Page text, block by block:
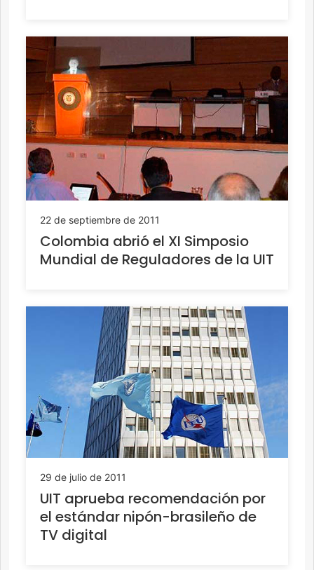
22 de septiembre de 2011
Colombia abrió el XI Simposio
Mundial de Reguladores de la UIT
29 de julio de 2011
UIT aprueba recomendación por
el estándar nipón-brasileño de
TV digital